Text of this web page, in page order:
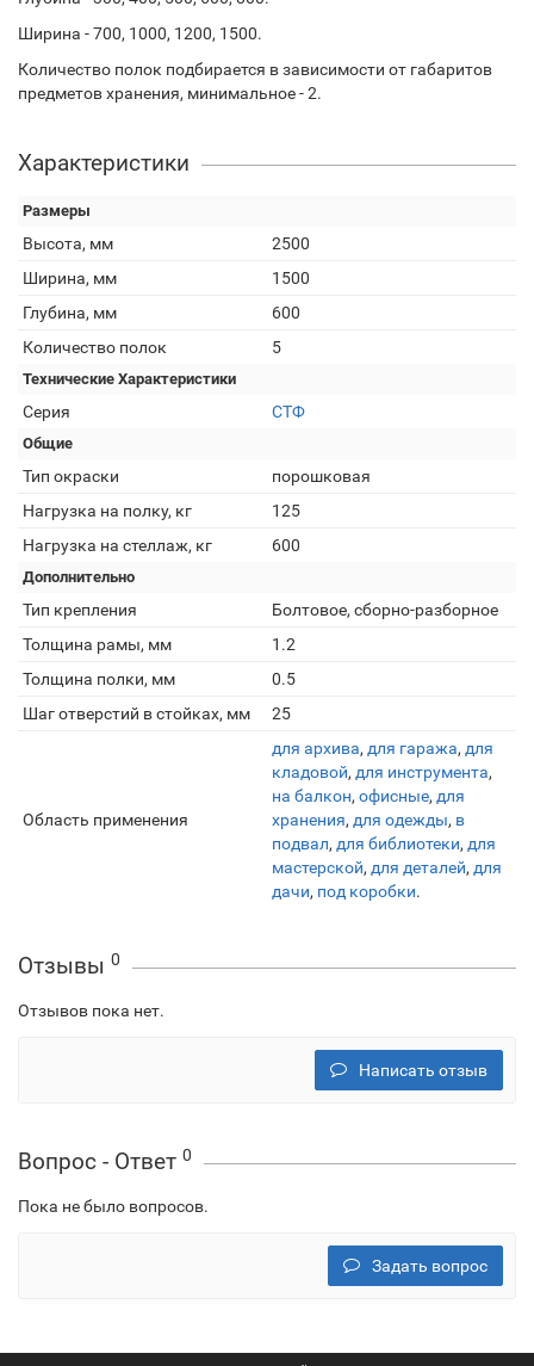
Ширина - 700, 1000, 1200, 1500.
Количество полок подбирается в зависимости от габаритов
предметов хранения, минимальное - 2.
Характеристики
Размеры
Высота, мм
2500
Ширина, мм
1500
Глубина, мм
600
Количество полок
5
Технические Характеристики
Серия СТФ
Общие
Тип окраски
порошковая
Нагрузка на полку, кг
125
Нагрузка на стеллаж, кг
600
Дополнительно
Тип крепления
Болтовое, сборно-разборное
Толщина рамы, мм
1.2
Толщина полки, мм
0.5
Шаг отверстий в стойках, мм
25
Область применения
для архива, для гаража, для
кладовой, для инструмента,
на балкон, офисные, для
хранения, для одежды, в
подвал, для библиотеки, для
мастерской, для деталей, для
дачи, под коробки.
Отзывы 0
Отзывов пока нет.
Написать отзыв
Вопрос - Ответ 0
Пока не было вопросов.
Задать вопрос